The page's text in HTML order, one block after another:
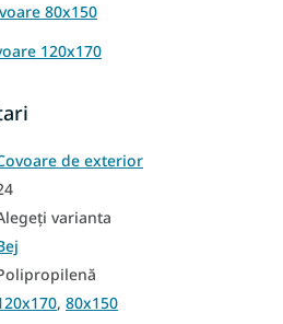
80x150
120x170
200x290
de exterior
varianta
, 80x150